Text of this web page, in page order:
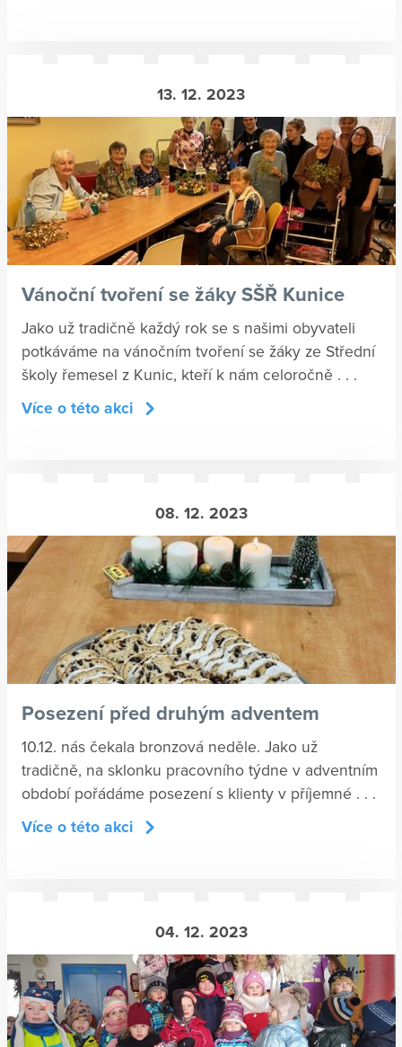
13. 12. 2023
Vánoční tvoření se žáky SŠŘ Kunice
Jako už tradičně každý rok se s našimi obyvateli
potkáváme na vánočním tvoření se žáky ze Střední
školy řemesel z Kunic, kteří k nám celoročně . . .
Více o této akci
08. 12. 2023
Posezení před druhým adventem
10.12. nás čekala bronzová neděle. Jako už
tradičně, na sklonku pracovního týdne v adventním
období pořádáme posezení s klienty v příjemné . . .
Více o této akci
04. 12. 2023